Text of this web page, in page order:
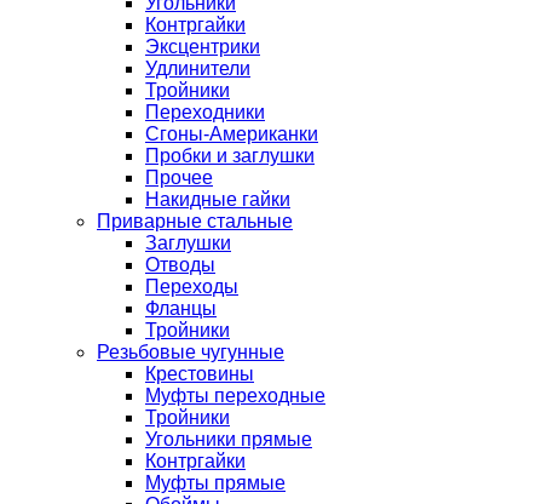
Контргайки
Эксцентрики
Удлинители
Тройники
Переходники
Сгоны-Американки
Пробки и заглушки
Прочее
Накидные гайки
Приварные стальные
Заглушки
Отводы
Переходы
Фланцы
Тройники
Резьбовые чугунные
Крестовины
Муфты переходные
Тройники
Угольники прямые
Контргайки
Муфты прямые